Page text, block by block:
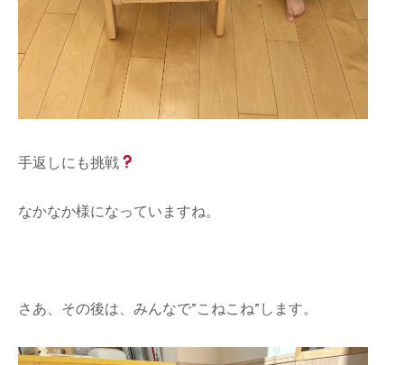
手返しにも挑戦
なかなか様になっていますね。
さあ、その後は、みんなで”こねこね”します。